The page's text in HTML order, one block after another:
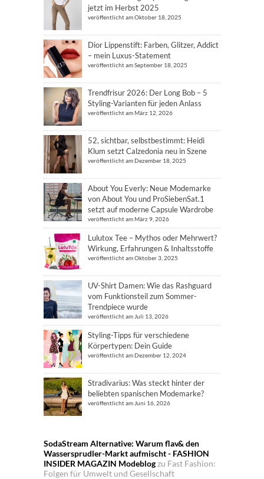
jetzt im Herbst 2025
veröffentlicht am Oktober 18, 2025
Dior Lippenstift: Farben, Glitzer, Addict
– mein Luxus-Statement
veröffentlicht am September 18, 2025
Trendfrisur 2026: Der Long Bob – 5
Styling-Varianten für jeden Anlass
veröffentlicht am März 12, 2026
52, sichtbar, selbstbestimmt: Heidi
Klum setzt Calzedonia neu in Szene
veröffentlicht am Dezember 18, 2025
About You Everly: Neue Modemarke
von About You und ProSiebenSat.1
setzt auf moderne Capsule Wardrobe
veröffentlicht am März 9, 2026
Lulutox Tee – Mythos oder Mehrwert?
Wirkung, Erfahrungen & Inhaltsstoffe
veröffentlicht am Oktober 3, 2025
UV-Shirt Damen: Wie das Rashguard
vom Funktionsteil zum Sommer-
Trendpiece wurde
veröffentlicht am Juli 13, 2026
Styling-Tipps für verschiedene
Körpertypen: Dein Guide
veröffentlicht am Dezember 12, 2024
Stradivarius: Was steckt hinter der
beliebten spanischen Modemarke?
veröffentlicht am Juni 16, 2026
SodaStream Alternative: Warum flav& den
Wassersprudler-Markt aufmischt - FASHION
INSIDER MAGAZIN Modeblogzu Fast Fashion:
Folgen für Umwelt und Gesellschaft